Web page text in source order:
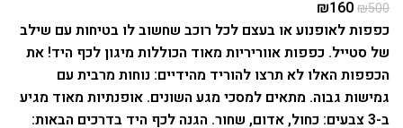
₪500
₪160
כפפות לאופנוע או בעצם לכל רוכב שחשוב לו בטיחות עם שילב
של סטייל. כפפות אווריריות מאוד הכוללות מיגון לכף היד! את
הכפפות האלו לא תרצו להוריד מהידיים: נוחות מרבית עם
גמישות גבוה. מתאים למסכי מגע השונים. אופנתיות מאוד מגיע
ב-3 צבעים: כחול, אדום, שחור. הגנה לכף היד בדרכים הבאות: